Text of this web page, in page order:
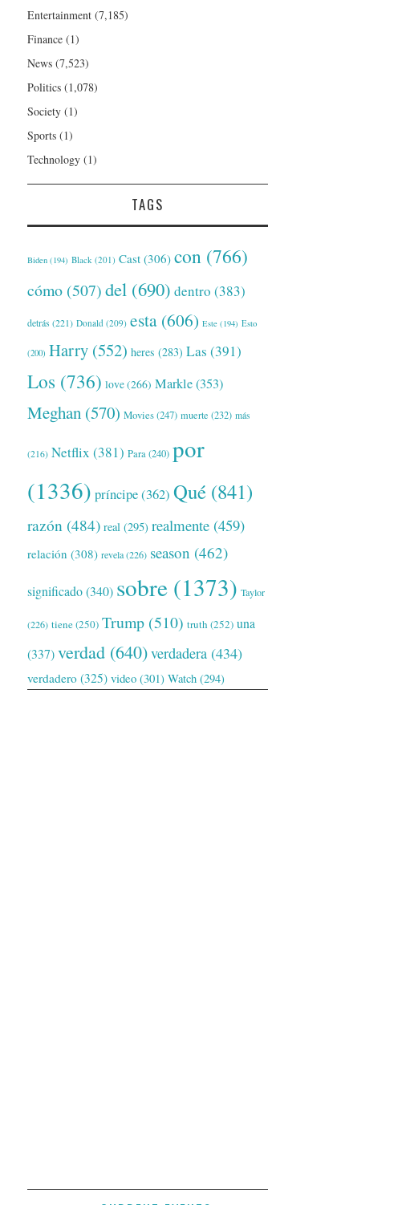
Entertainment (7,185)
Finance (1)
News (7,523)
Politics (1,078)
Society (1)
Sports (1)
Technology (1)
TAGS
Biden (194) Black (201) Cast (306) con (766)
cómo (507)del (690) dentro (383)
detrás (221) Donald (209) esta (606) Este (194) Esto
(200) Harry (552) heres (283) Las (391)
Los (736) love(266) Markle(353)
Meghan (570) Movies(247) muerte (232) más
(216) Netflix (381) Para(240) por
(1336) príncipe(362) Qué (841)
razón (484) real (295) realmente (459)
relación (308) revela(226) season (462)
significado(340) sobre (1373) Taylor
(226) tiene(250) Trump (510) truth (252) una
(337)verdad (640)verdadera (434)
verdadero (325) video (301) Watch (294)